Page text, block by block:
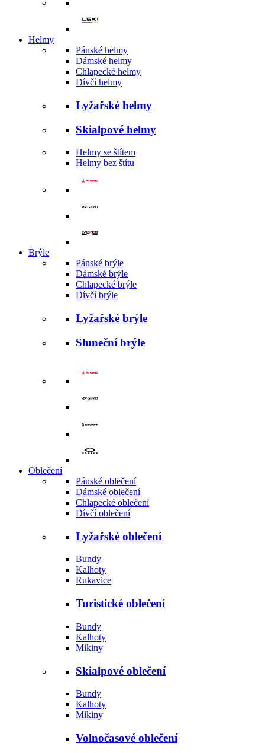
Helmy
Pánské helmy
Dámské helmy
Chlapecké helmy
Dívčí helmy
Lyžařské helmy
Skialpové helmy
Helmy se štítem
Helmy bez štítu
Brýle
Pánské brýle
Dámské brýle
Chlapecké brýle
Dívčí brýle
Lyžařské brýle
Sluneční brýle
Oblečení
Pánské oblečení
Dámské oblečení
Chlapecké oblečení
Dívčí oblečení
Lyžařské oblečení
Bundy
Kalhoty
Rukavice
Turistické oblečení
Bundy
Kalhoty
Mikiny
Skialpové oblečení
Bundy
Kalhoty
Mikiny
Volnočasové oblečení